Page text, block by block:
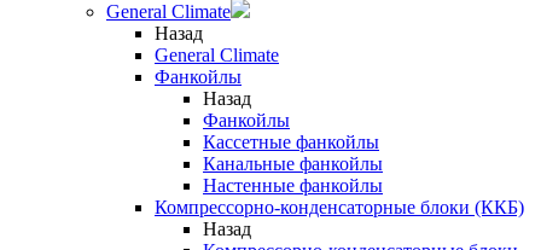
General Climate
Назад
General Climate
Фанкойлы
Назад
Фанкойлы
Кассетные фанкойлы
Канальные фанкойлы
Настенные фанкойлы
Компрессорно-конденсаторные блоки (ККБ)
Назад